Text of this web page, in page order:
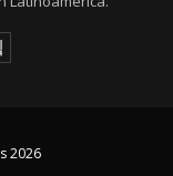
2026